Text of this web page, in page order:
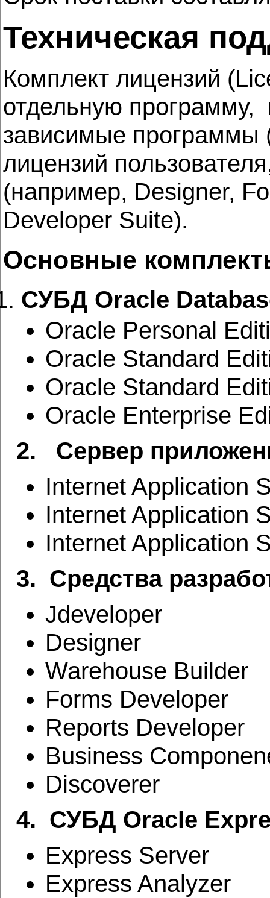
Техническая
Комплект лицензий
отдельную программу,
зависимые программы
лицензий
(например, Designer,
Developer Suite).
Основные
СУБД Oracle
Oracle Personal
Oracle Standard
Oracle Standard
Oracle Enterprise
2. Сервер
Internet Application
Internet Application
Internet Application
3. Средства
Jdeveloper
Designer
Warehouse Builder
Forms Developer
Reports Developer
Business
Discoverer
4. СУБД Oracle
Express Server
Express Analyzer